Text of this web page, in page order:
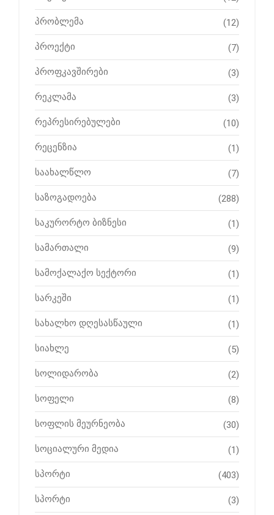
პრობლემა (12)
პროექტი (7)
პროფკავშირები (3)
რეკლამა (3)
რეპრესირებულები (10)
რეცენზია (1)
საახალწლო (7)
საზოგადოება (288)
საკურორტო ბიზნესი (1)
სამართალი (9)
სამოქალაქო სექტორი (1)
სარკეში (1)
სახალხო დღესასწაული (1)
სიახლე (5)
სოლიდარობა (2)
სოფელი (8)
სოფლის მეურნეობა (30)
სოციალური მედია (1)
სპორტი (403)
სპორტი (3)